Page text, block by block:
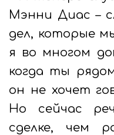
Мэнни Диас –
дел, которые
я во многом
когда ты
он не хочет
Но сейчас
сделке, чем